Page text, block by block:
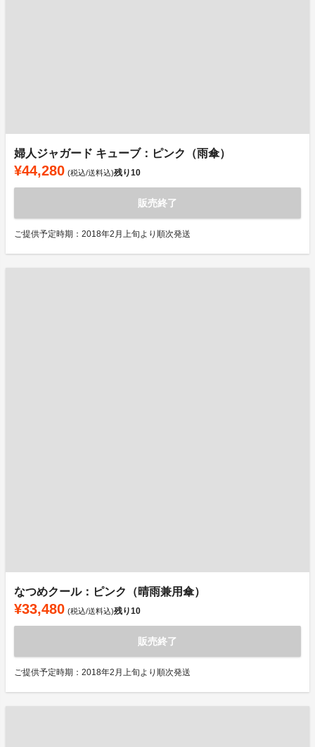
婦人ジャガード キューブ：ピンク（雨傘）
¥44,280 (税込/送料込)残り10
販売終了
ご提供予定時期：2018年2月上旬より順次発送
なつめクール：ピンク（晴雨兼用傘）
¥33,480 (税込/送料込)残り10
販売終了
ご提供予定時期：2018年2月上旬より順次発送